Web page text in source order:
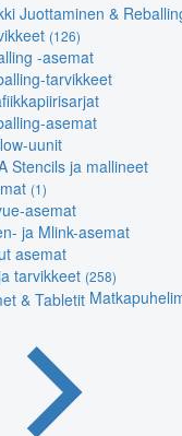
Juottaminen &
(126)
-asemat
tarvikkeet
asemat
uunit
Stencils ja mallineet
(1)
asemat
ja Mlink-asemat
asemat
tarvikkeet (258)